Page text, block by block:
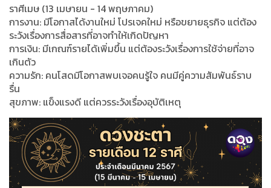
ราศีเมษ (13 เมษายน - 14 พฤษภาคม)
การงาน: มีโอกาสได้งานใหม่ โปรเจคใหม่ หรือขยายธุรกิจ แต่ต้อง
ระวังเรื่องการสื่อสารที่อาจทำให้เกิดปัญหา
การเงิน: มีเกณฑ์รายได้เพิ่มขึ้น แต่ต้องระวังเรื่องการใช้จ่ายที่อาจ
เกินตัว
ความรัก: คนโสดมีโอกาสพบเจอคนรู้ใจ คนมีคู่ความสัมพันธ์ราบ
รื่น
สุขภาพ: แข็งแรงดี แต่ควรระวังเรื่องอุบัติเหตุ